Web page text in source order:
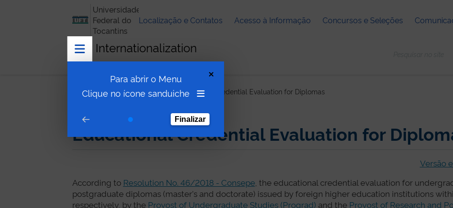
Universidade
Federal do
Tocantins
Localização e Contatos Acesso à Informação Concursos e Seleções
Internationalization
Para abrir o Menu
Clique no ícone sanduiche
Finalizar
Internationalization Educational Credential Evaluation for Diplomas
Educational Credential Evaluation for
Versão
According to Resolution No. 46/2018 - Consepe, the educational credential evaluation for
postgraduate diplomas (master's and doctorate) issued by foreign higher education institutions
respectively, by the Provost of Undergraduate Studies (Prograd) and the Provost of Research and